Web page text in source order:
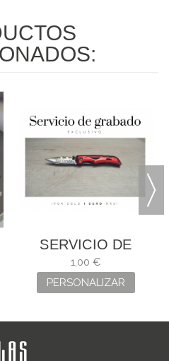
SERVICIO DE
GRABADO
1,00 €
PERSONALIZAR